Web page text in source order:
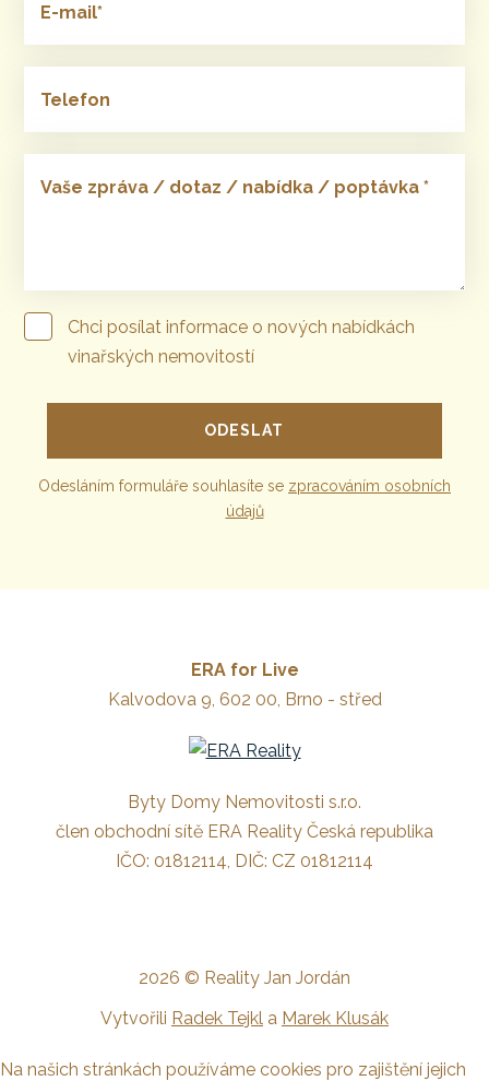
E-mail*
Telefon
Vaše zpráva / dotaz / nabídka / poptávka *
Chci posílat informace o nových nabídkách
vinařských nemovitostí
Odesláním formuláře souhlasíte se zpracováním osobních
údajů
ERA for Live
Kalvodova 9, 602 00, Brno - střed
Byty Domy Nemovitosti s.r.o.
člen obchodní sítě ERA Reality Česká republika
IČO: 01812114, DIČ: CZ 01812114
2026 © Reality Jan Jordán
Vytvořili Radek Tejkl a Marek Klusák
Na našich stránkách používáme cookies pro zajištění jejich